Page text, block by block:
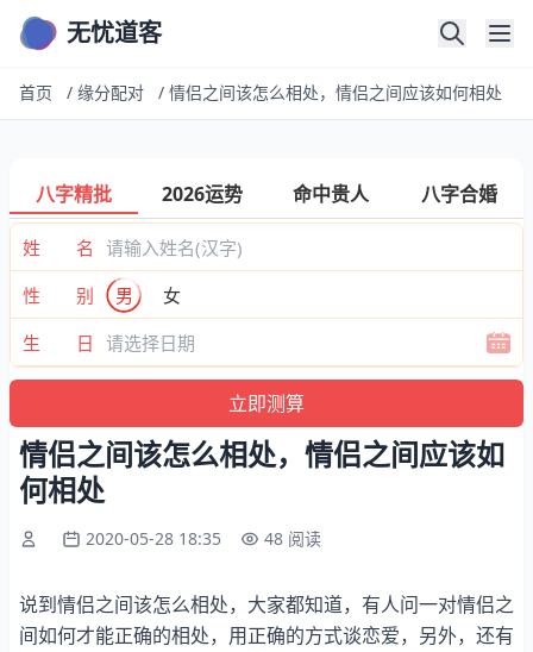
无忧道客
首页 / 缘分配对 / 情侣之间该怎么相处，情侣之间应该如何相处
八字精批 2026运势 命中贵人 八字合婚
姓 名
性 别
男
女
生 日
情侣之间该怎么相处，情侣之间应该如
何相处
2020-05-28 18:35 48 阅读
说到情侣之间该怎么相处，大家都知道，有人问一对情侣之
间如何才能正确的相处，用正确的方式谈恋爱，另外，还有